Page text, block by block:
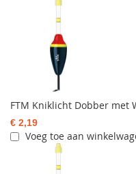
FTM Kniklicht Dobber met
€ 2,19
Voeg toe aan